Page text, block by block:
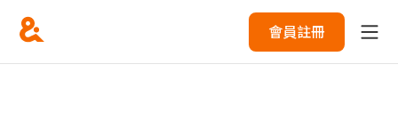
會員註冊